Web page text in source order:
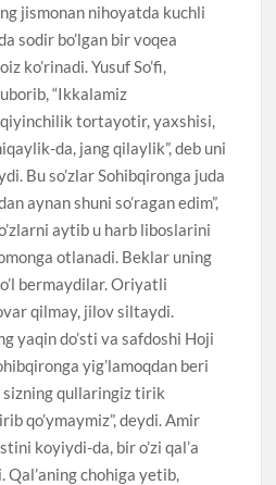
jismonan nihoyatda kuchli
sodir bo’lgan bir voqea
ko’rinadi. Yusuf So’fi,
“Ikkalamiz
tortayotir, yaxshisi,
da, jang qilaylik”, deb uni
Bu so’zlar Sohibqironga juda
aynan shuni so’ragan edim”,
aytib u harb liboslarini
otlanadi. Beklar uning
bermaydilar. Oriyatli
qilmay, jilov siltaydi.
yaqin do’sti va safdoshi Hoji
yig’lamoqdan beri
sizning qullaringiz tirik
qo’ymaymiz”, deydi. Amir
koyiydi-da, bir o’zi qal’a
chohiga yetib,